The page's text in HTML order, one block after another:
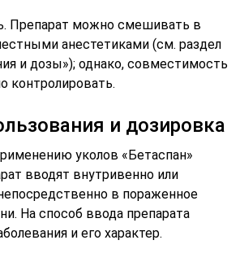
Препарат можно смешивать в
анестетиками (см. раздел
и дозы»); однако, совместимость
контролировать.
и дозировка
уколов «Бетаспан»
вводят внутривенно или
в пораженное
На способ ввода препарата
и его характер.